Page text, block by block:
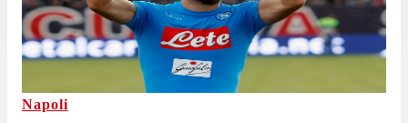
Napoli